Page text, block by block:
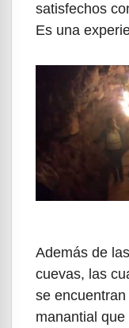
satisfechos
Es una
Además de
cuevas, las
se
manantial